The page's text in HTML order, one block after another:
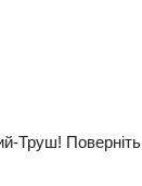
Труш! Поверніть